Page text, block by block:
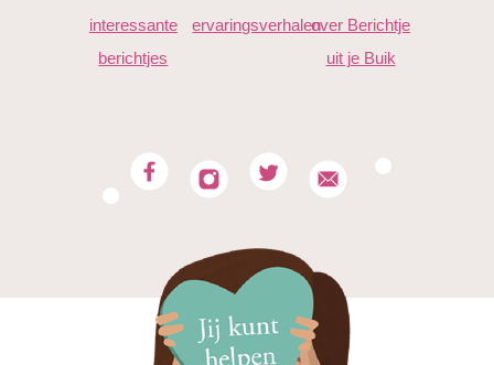
"39+4 en er klaar mee. Alles doet zeer. Probeer zoveel te
helemaal klaar voor. Kom maar snel meisje"
interessante
berichtjes
ervaringsverhalenover Berichtje
uit je Buik